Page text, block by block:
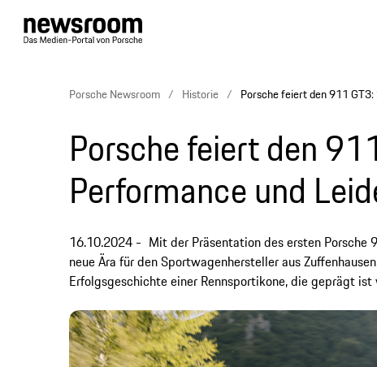
Porsche Newsroom Historie Porsche feiert den 911
Porsche feiert den
Performance und
16.10.2024
Mit der Präsentation des ersten Porsche
neue Ära für den Sportwagenhersteller aus
Erfolgsgeschichte einer Rennsportikone, die geprägt ist